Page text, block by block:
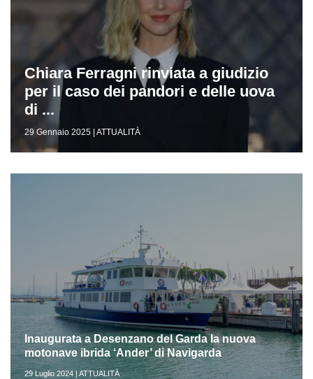
Chiara Ferragni rinviata a giudizio
per il caso dei pandori e delle uova
di ...
29 Gennaio 2025 | ATTUALITÀ
Inaugurata a Desenzano del Garda la nuova
motonave ibrida ‘Ander’ di Navigarda
29 Luglio 2024 | ATTUALITÀ